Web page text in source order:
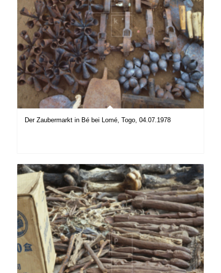
Der Zaubermarkt in Bé bei Lomé, Togo, 04.07.1978